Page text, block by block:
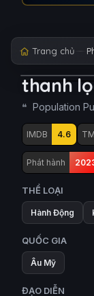
Trang chủ
thanh
Population
IMDB 4.6
Phát hành
THỂ LOẠI
Hành Động
QUỐC GIA
Âu Mỹ
ĐẠO DIỄN